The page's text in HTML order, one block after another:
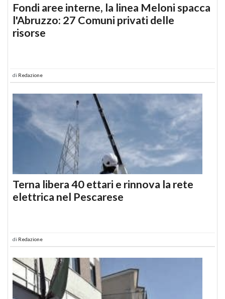
Fondi aree interne, la linea Meloni spacca
l'Abruzzo: 27 Comuni privati delle
risorse
di Redazione
Terna libera 40 ettari e rinnova la rete
elettrica nel Pescarese
di Redazione